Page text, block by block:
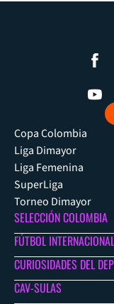
Copa Colombia
Liga Dimayor
Liga Femenina
SuperLiga
Torneo Dimayor
SELECCIÓN COLOMBIA
FÚTBOL INTERNACIONAL
CURIOSIDADES DEL
CAV-SULAS